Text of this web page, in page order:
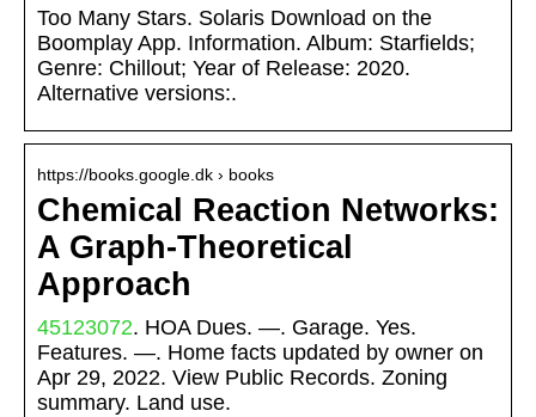
Too Many Stars. Solaris Download on the
Boomplay App. Information. Album: Starfields;
Genre: Chillout; Year of Release: 2020.
Alternative versions:.
https://books.google.dk › books
Chemical Reaction Networks:
A Graph-Theoretical
Approach
45123072. HOA Dues. —. Garage. Yes.
Features. —. Home facts updated by owner on
Apr 29, 2022. View Public Records. Zoning
summary. Land use.